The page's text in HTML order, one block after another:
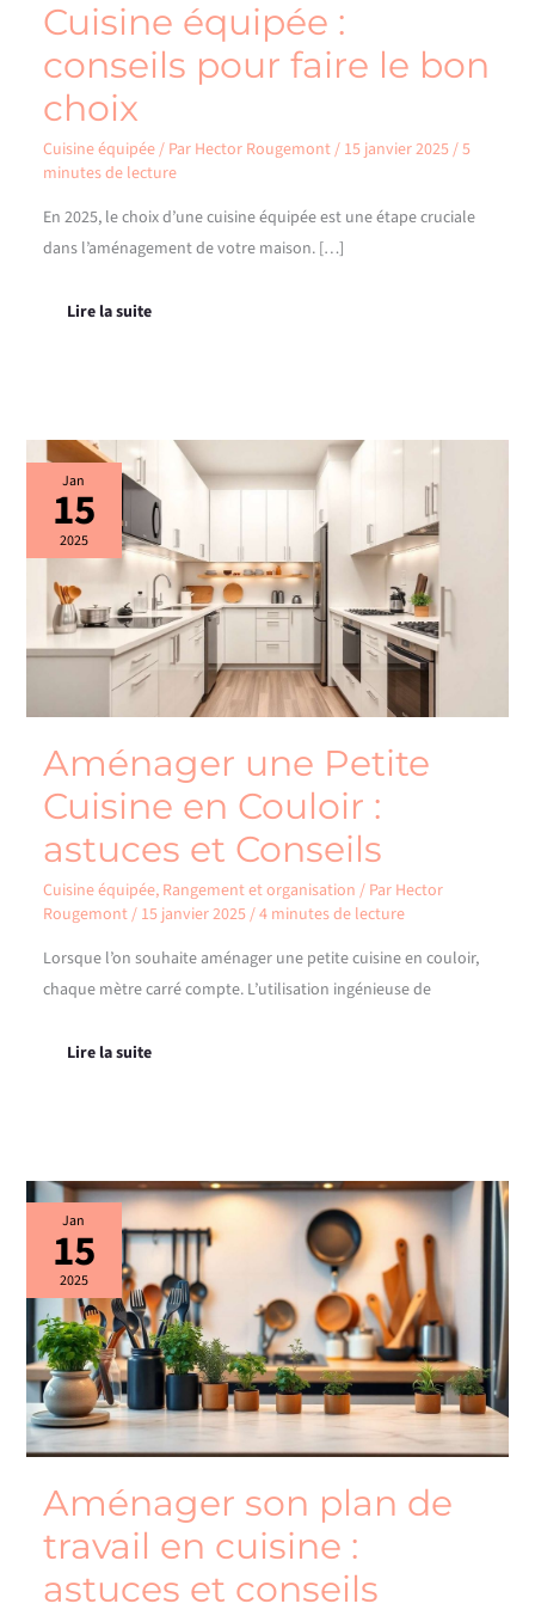
Cuisine équipée :
conseils pour faire le bon
choix
Cuisine équipée/ Par Hector Rougemont/ 15 janvier 2025/5
minutes de lecture
En 2025, le choix d’une cuisine équipée est une étape cruciale
dans l’aménagement de votre maison. […]
Lire la suite
Jan
15
2025
Aménager une Petite
Cuisine en Couloir :
astuces et Conseils
Cuisine équipée, Rangement et organisation / Par Hector
Rougemont/ 15 janvier 2025/4 minutes de lecture
Lorsque l’on souhaite aménager une petite cuisine en couloir,
chaque mètre carré compte. L’utilisation ingénieuse de
Aménager
une
Petite
Cuisine
en
Couloir
:
astuces
et
Conseils
Lire la suite
Jan
15
2025
Aménager son plan de
travail en cuisine :
astuces et conseils
Aménager
son
plan
de
travail
en
cuisine
:
astuces
et
conseils